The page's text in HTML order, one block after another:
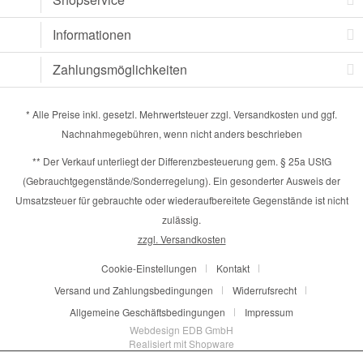
Informationen
Zahlungsmöglichkeiten
* Alle Preise inkl. gesetzl. Mehrwertsteuer zzgl. Versandkosten und ggf.
Nachnahmegebühren, wenn nicht anders beschrieben
** Der Verkauf unterliegt der Differenzbesteuerung gem. § 25a UStG
(Gebrauchtgegenstände/Sonderregelung). Ein gesonderter Ausweis der
Umsatzsteuer für gebrauchte oder wiederaufbereitete Gegenstände ist nicht
zulässig.
zzgl. Versandkosten
Cookie-Einstellungen
Kontakt
Versand und Zahlungsbedingungen
Widerrufsrecht
Allgemeine Geschäftsbedingungen
Impressum
Webdesign EDB GmbH
Realisiert mit Shopware